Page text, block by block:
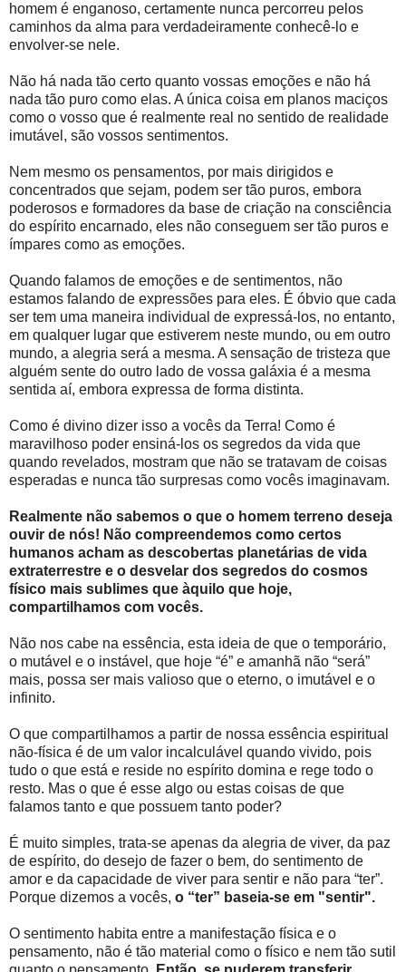
homem é enganoso, certamente nunca percorreu pelos
caminhos da alma para verdadeiramente conhecê-lo e
envolver-se nele.
Não há nada tão certo quanto vossas emoções e não há
nada tão puro como elas. A única coisa em planos maciços
como o vosso que é realmente real no sentido de realidade
imutável, são vossos sentimentos.
Nem mesmo os pensamentos, por mais dirigidos e
concentrados que sejam, podem ser tão puros, embora
poderosos e formadores da base de criação na consciência
do espírito encarnado, eles não conseguem ser tão puros e
ímpares como as emoções.
Quando falamos de emoções e de sentimentos, não
estamos falando de expressões para eles. É óbvio que cada
ser tem uma maneira individual de expressá-los, no entanto,
em qualquer lugar que estiverem neste mundo, ou em outro
mundo, a alegria será a mesma. A sensação de tristeza que
alguém sente do outro lado de vossa galáxia é a mesma
sentida aí, embora expressa de forma distinta.
Como é divino dizer isso a vocês da Terra! Como é
maravilhoso poder ensiná-los os segredos da vida que
quando revelados, mostram que não se tratavam de coisas
esperadas e nunca tão surpresas como vocês imaginavam.
Realmente não sabemos o que o homem terreno deseja
ouvir de nós! Não compreendemos como certos
humanos acham as descobertas planetárias de vida
extraterrestre e o desvelar dos segredos do cosmos
físico mais sublimes que àquilo que hoje,
compartilhamos com vocês.
Não nos cabe na essência, esta ideia de que o temporário,
o mutável e o instável, que hoje “é” e amanhã não “será”
mais, possa ser mais valioso que o eterno, o imutável e o
infinito.
O que compartilhamos a partir de nossa essência espiritual
não-física é de um valor incalculável quando vivido, pois
tudo o que está e reside no espírito domina e rege todo o
resto. Mas o que é esse algo ou estas coisas de que
falamos tanto e que possuem tanto poder?
É muito simples, trata-se apenas da alegria de viver, da paz
de espírito, do desejo de fazer o bem, do sentimento de
amor e da capacidade de viver para sentir e não para “ter”.
Porque dizemos a vocês, o “ter” baseia-se em "sentir".
O sentimento habita entre a manifestação física e o
pensamento, não é tão material como o físico e nem tão sutil